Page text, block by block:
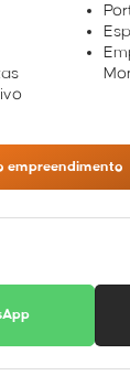
empreendimento